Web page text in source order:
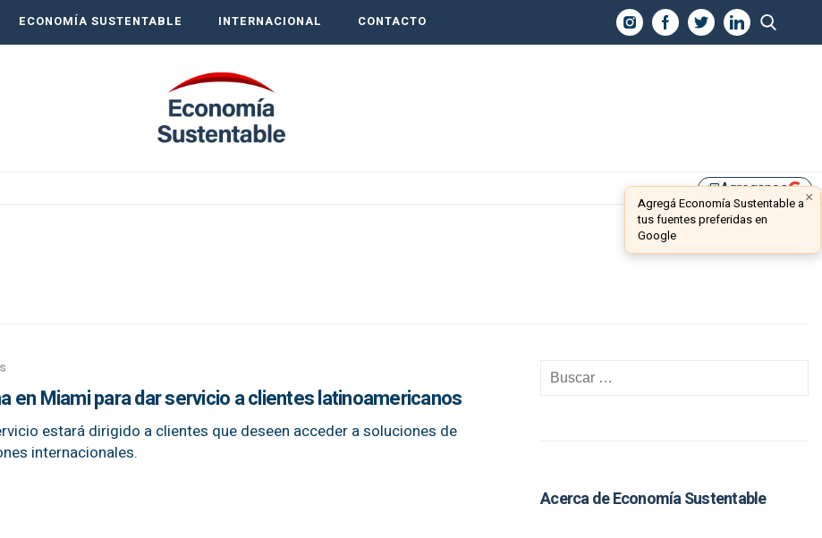
ECONOMÍA SUSTENTABLE INTERNACIONAL CONTACTO
library_addAgreganos ×
Agregá Economía Sustentable a
tus fuentes preferidas en
Google
en Miami para dar servicio a clientes latinoamericanos
estará dirigido a clientes que deseen acceder a soluciones de
internacionales.
Acerca de Economía Sustentable